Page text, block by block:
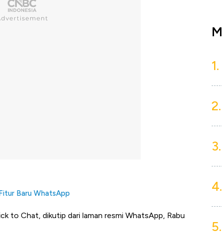
Baru WhatsApp
to Chat, dikutip dari laman resmi WhatsApp, Rabu
1.
2.
3.
4.
5.